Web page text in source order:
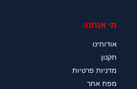
מי אנחנו:
אודותינו
תקנון
מדניות פרטיות
מפת אתר